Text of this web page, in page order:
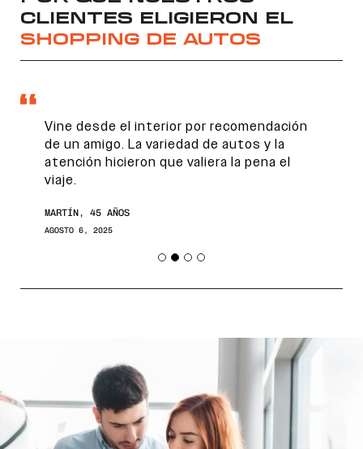
CLIENTES ELIGIERON EL
SHOPPING DE AUTOS
Vine desde el interior por recomendación
de un amigo. La variedad de autos y la
atención hicieron que valiera la pena el
viaje.
MARTÍN, 45 AÑOS
AGOSTO 6, 2025